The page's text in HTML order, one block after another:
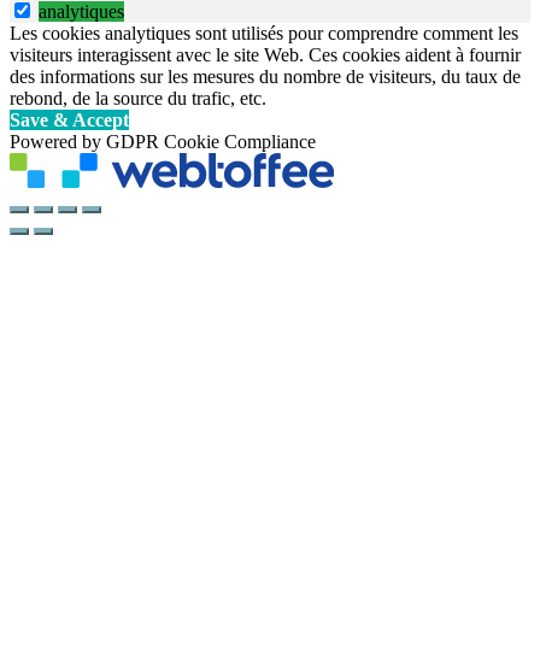
analytiques
Les cookies analytiques sont utilisés pour comprendre comment les
visiteurs interagissent avec le site Web. Ces cookies aident à fournir
des informations sur les mesures du nombre de visiteurs, du taux de
rebond, de la source du trafic, etc.
Save & Accept
Powered by GDPR Cookie Compliance